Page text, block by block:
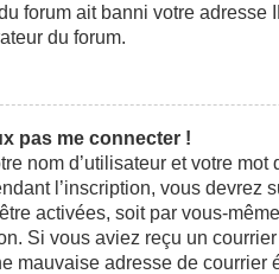
forum ait banni votre
du forum.
pas me connecter !
nom d’utilisateur et votre
l’inscription, vous
activées, soit par vous-
Si vous aviez reçu un
mauvaise adresse de